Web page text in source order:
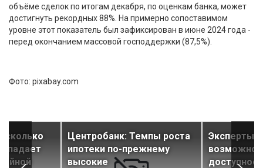
объёме сделок по итогам декабря, по оценкам банка, может
достигнуть рекордных 88%. На примерно сопоставимом
уровне этот показатель был зафиксирован в июне 2024 года -
перед окончанием массовой господдержки (87,5%).
Фото: pixabay.com
сколько
Центробанк: Темпы роста
ипотеки по-прежнему
высокие
Эксперты